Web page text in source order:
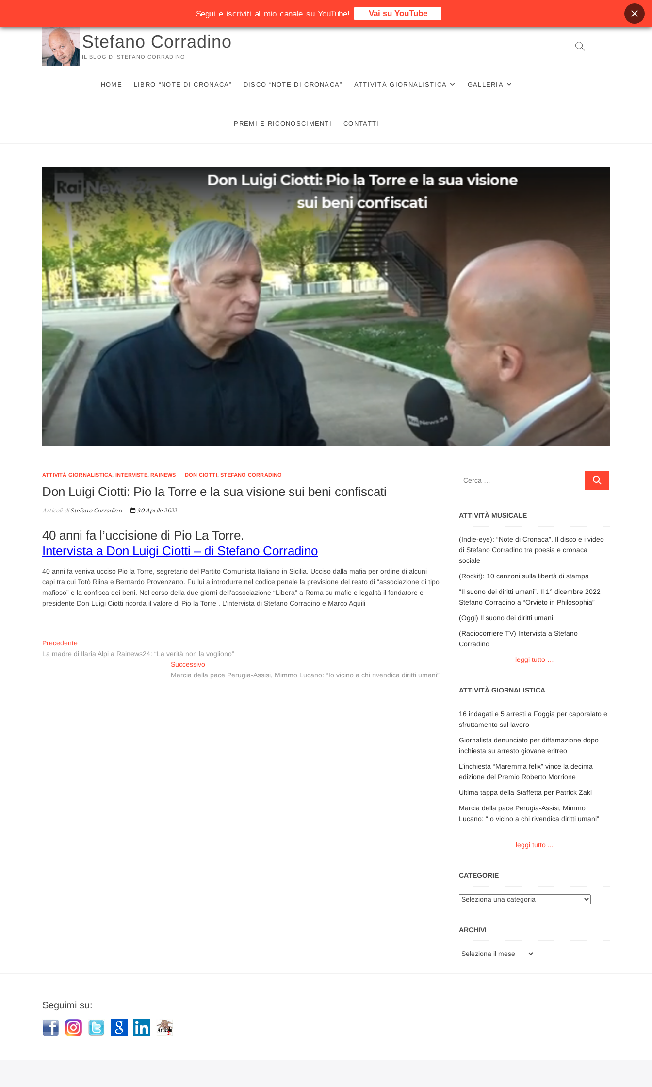
Vai
Stefano Corradino
IL BLOG DI STEFANO CORRADINO
HOME LIBRO “NOTE DI CRONACA” DISCO “NOTE DI CRONACA” ATTIVITÀ GIORNALISTICA GALLERIA
PREMI E RICONOSCIMENTI CONTATTI
ATTIVITÀ GIORNALISTICA, INTERVISTE,RAINEWS DON CIOTTI,STEFANO CORRADINO
Don Luigi Ciotti: Pio la Torre e la sua visione sui beni confiscati
Articoli diStefano Corradino 30 Aprile 2022
40 anni fa l’uccisione di Pio La Torre.
Intervista a Don Luigi Ciotti – di Stefano Corradino
40 anni fa veniva ucciso Pio la Torre, segretario del Partito Comunista Italiano in Sicilia. Ucciso dalla mafia per ordine di alcuni
capi tra cui Totò Riina e Bernardo Provenzano. Fu lui a introdurre nel codice penale la previsione del reato di “associazione di tipo
mafioso” e la confisca dei beni. Nel corso della due giorni dell’associazione “Libera” a Roma su mafie e legalità il fondatore e
presidente Don Luigi Ciotti ricorda il valore di Pio la Torre . L’intervista di Stefano Corradino e Marco Aquili
Navigazione
articoli
Precedente
precedente:
La madre di Ilaria Alpi a Rainews24: “La verità non la vogliono”
SuccessivoArticolo
successivo:
Marcia della pace Perugia-Assisi, Mimmo Lucano: “Io vicino a chi rivendica diritti umani”
Cerca
ATTIVITÀ MUSICALE
(Indie-eye): “Note di Cronaca”. Il disco e i video
di Stefano Corradino tra poesia e cronaca
sociale
(Rockit): 10 canzoni sulla libertà di stampa
“Il suono dei diritti umani”. Il 1° dicembre 2022
Stefano Corradino a “Orvieto in Philosophia”
(Oggi) Il suono dei diritti umani
(Radiocorriere TV) Intervista a Stefano
Corradino
leggi tutto …
ATTIVITÀ GIORNALISTICA
16 indagati e 5 arresti a Foggia per caporalato e
sfruttamento sul lavoro
Giornalista denunciato per diffamazione dopo
inchiesta su arresto giovane eritreo
L’inchiesta “Maremma felix” vince la decima
edizione del Premio Roberto Morrione
Ultima tappa della Staffetta per Patrick Zaki
Marcia della pace Perugia-Assisi, Mimmo
Lucano: “Io vicino a chi rivendica diritti umani”
leggi tutto ...
CATEGORIE
Categorie
ARCHIVI
Archivi
Seguimi su:
Segui e iscriviti al mio canale su YouTube! Vai su YouTube